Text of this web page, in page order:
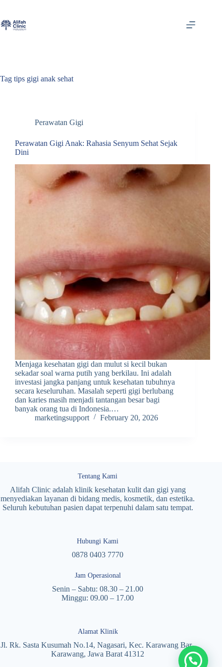
content
Tag tips gigi anak sehat
Perawatan Gigi
Perawatan Gigi Anak: Rahasia Senyum Sehat Sejak
Dini
Menjaga kesehatan gigi dan mulut si kecil bukan
sekadar soal warna putih yang berkilau. Ini adalah
investasi jangka panjang untuk kesehatan tubuhnya
secara keseluruhan. Masalah seperti gigi berlubang
dan karies masih menjadi tantangan besar bagi
banyak orang tua di Indonesia.…
marketingsupport
February 20, 2026
Tentang Kami
Alifah Clinic adalah klinik kesehatan kulit dan gigi yang
menyediakan layanan di bidang medis, kosmetik, dan estetika.
Seluruh kebutuhan pasien dapat terpenuhi dalam satu tempat.
Hubungi Kami
0878 0403 7770
Jam Operasional
Senin – Sabtu: 08.30 – 21.00
Minggu: 09.00 – 17.00
Alamat Klinik
Jl. Rk. Sasta Kusumah No.14, Nagasari, Kec. Karawang Bar.,
Karawang, Jawa Barat 41312